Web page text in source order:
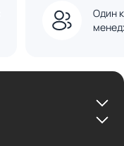
Один